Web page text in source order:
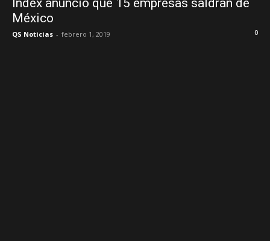
Index anuncio que 15 empresas saldrán de
México
QS Noticias - febrero 1, 2019 0